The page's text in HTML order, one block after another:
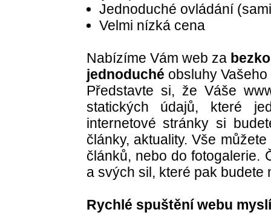
Jednoduché ovládání
Velmi nízká cena
Nabízíme Vám web za
jednoduché obsluhy Vašeho
Představte si, že Váše
statických údajů, které
internetové stránky si
články, aktuality. Vše
článků, nebo do fotogalerie.
a svých sil, které pak
Rychlé spuštění webu